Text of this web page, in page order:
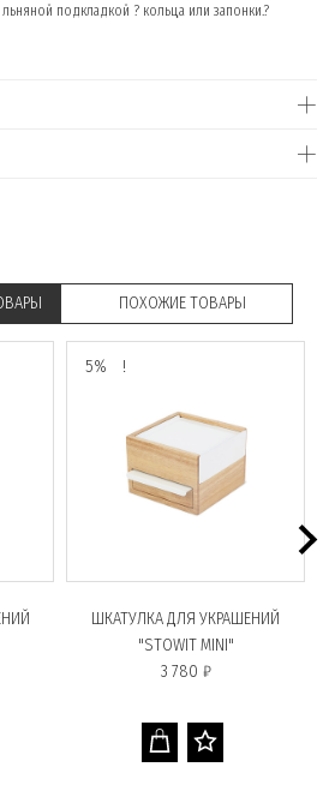
подкладкой ? кольца или запонки.?
ПОХОЖИЕ ТОВАРЫ
5% !
ШКАТУЛКА ДЛЯ УКРАШЕНИЙ
"STOWIT MINI"
3 780 ₽